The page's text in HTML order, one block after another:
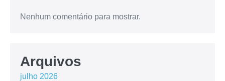
Nenhum comentário para mostrar.
Arquivos
julho 2026